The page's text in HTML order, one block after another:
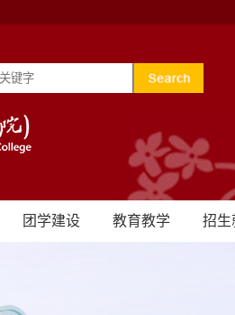
团学建设 教育教学 招生